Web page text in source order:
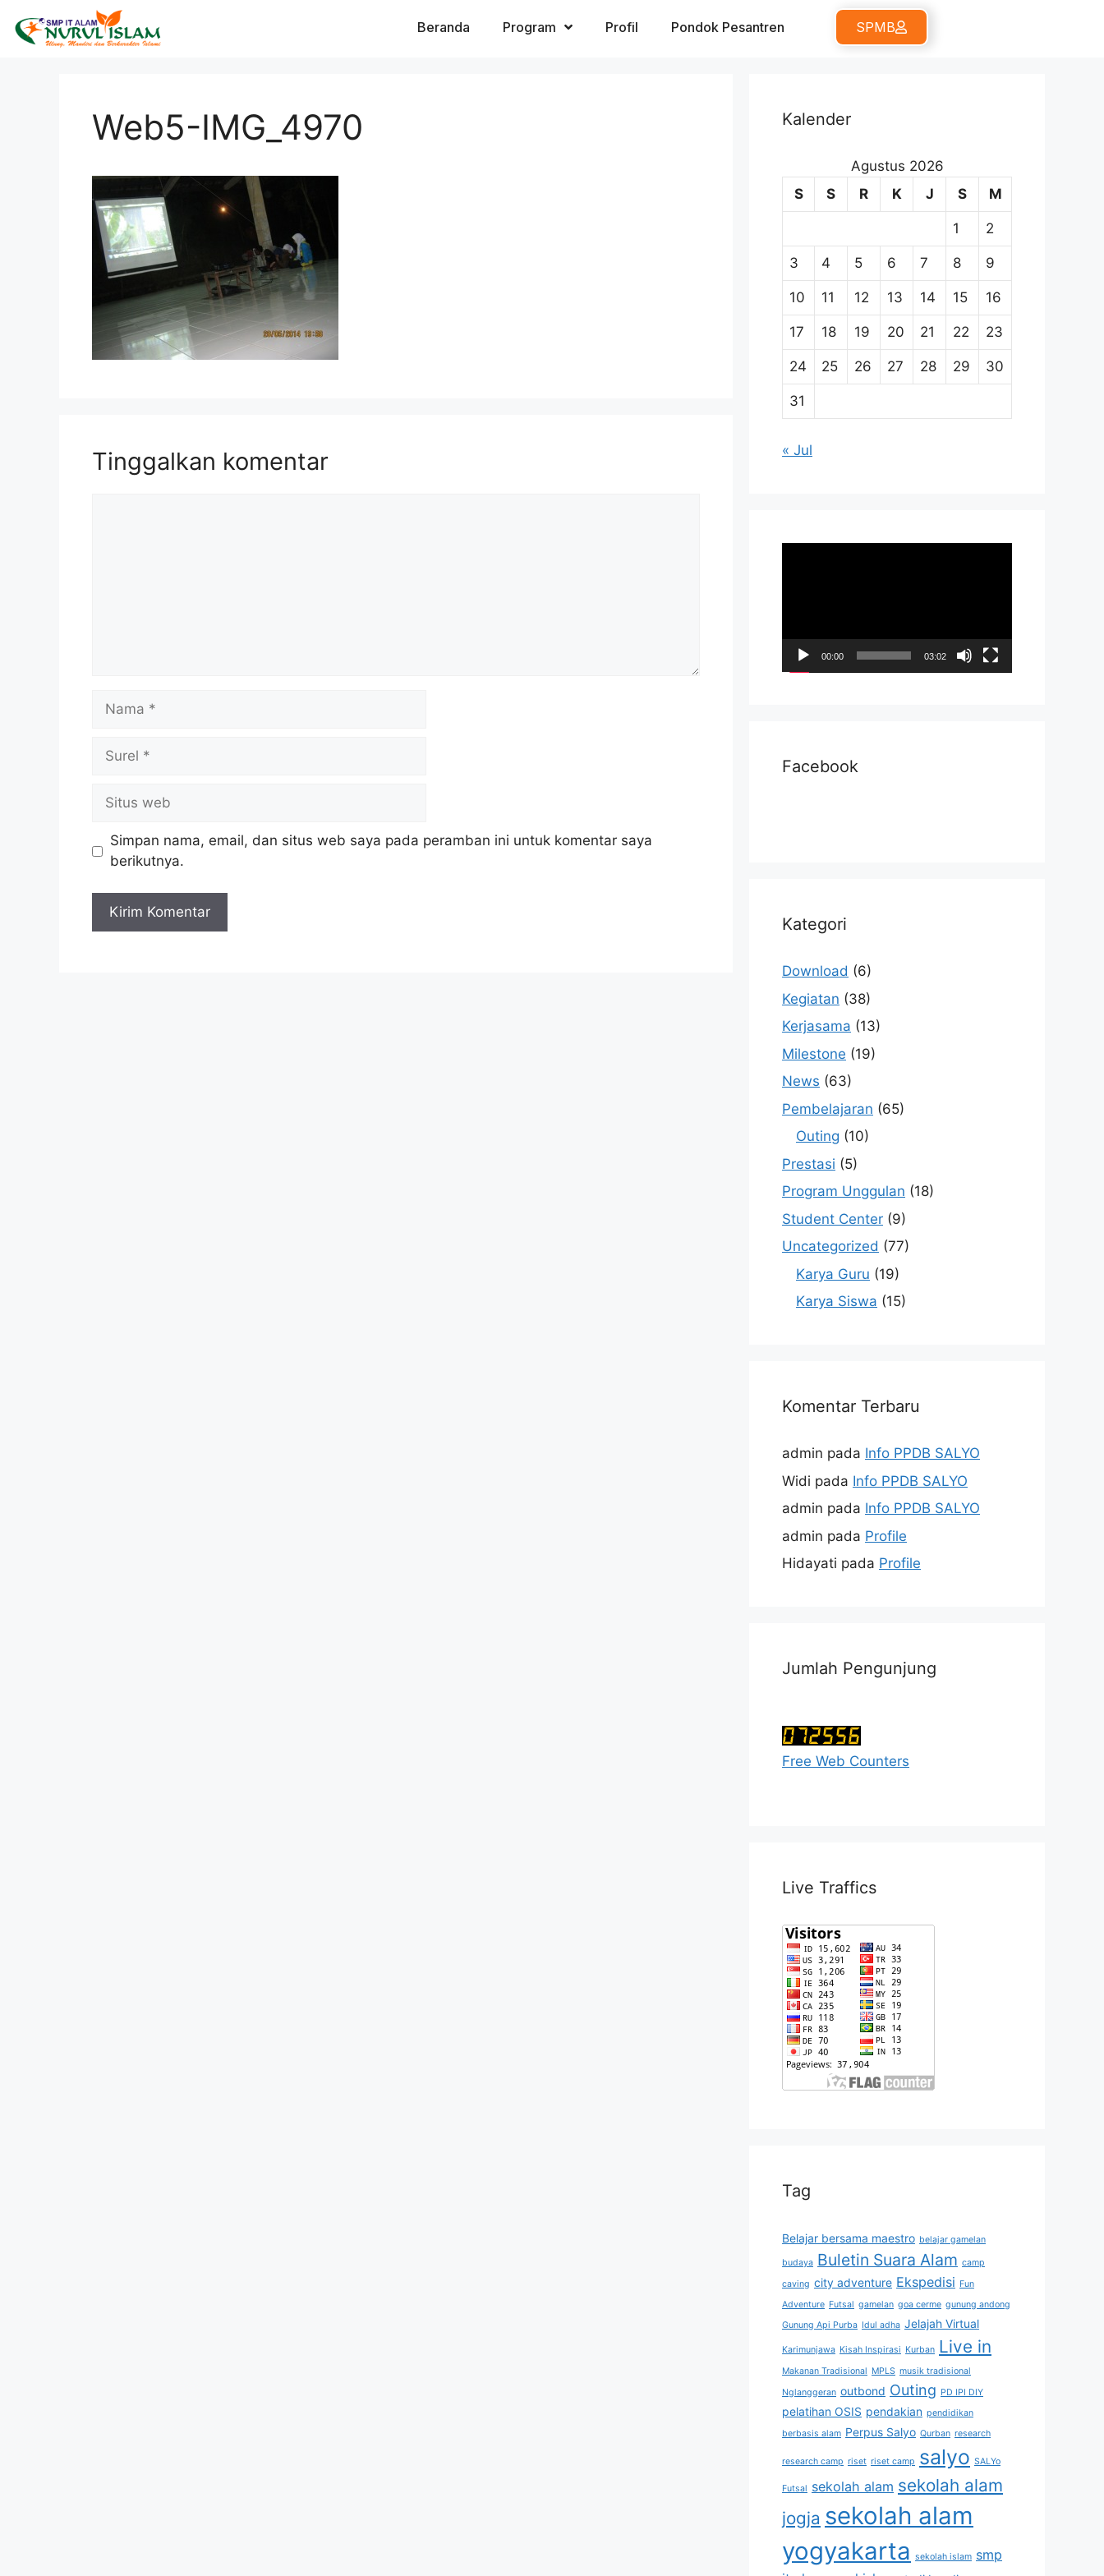
Beranda Program Profil Pondok Pesantren SPMB
Web5-IMG_4970
Tinggalkan komentar
Simpan nama, email, dan situs web saya pada peramban ini untuk komentar saya
berikutnya.
Kalender
Agustus 2026
S
S R K J S M
1 2
3 4 5 6 7 8 9
10 11 12 13 14 15 16
17 18 19 20 21 22 23
24 25 26 27 28 29 30
31
« Jul
00:00 03:02
Facebook
Kategori
Download (6)
Kegiatan (38)
Kerjasama (13)
Milestone (19)
News (63)
Pembelajaran (65)
Outing (10)
Prestasi (5)
Program Unggulan (18)
Student Center (9)
Uncategorized (77)
Karya Guru (19)
Karya Siswa (15)
Komentar Terbaru
admin pada Info PPDB SALYO
Widi pada Info PPDB SALYO
admin pada Info PPDB SALYO
admin pada Profile
Hidayati pada Profile
Jumlah Pengunjung
Free Web Counters
Live Traffics
Tag
Belajar bersama maestro belajar gamelan
budaya Buletin Suara Alam camp
caving city adventure Ekspedisi Fun
Adventure Futsal gamelan goa cerme gunung andong
Gunung Api Purba Idul adha Jelajah Virtual
Karimunjawa Kisah Inspirasi Kurban Live in
Makanan Tradisional MPLS musik tradisional
Nglanggeran outbond Outing PD IPI DIY
pelatihan OSIS pendakian pendidikan
berbasis alam Perpus Salyo Qurban research
research camp riset riset camp salyo SALYo
Futsal sekolah alam sekolah alam
jogja sekolah alam
yogyakarta sekolah islam smp